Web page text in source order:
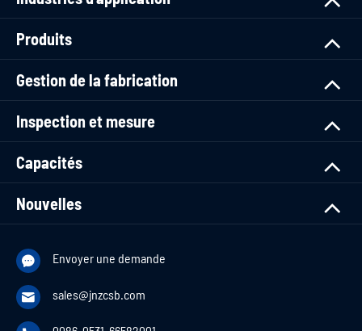
Produits
Gestion de la fabrication
Inspection et mesure
Capacités
Nouvelles
 Envoyer une demande
 sales@jnzcsb.com